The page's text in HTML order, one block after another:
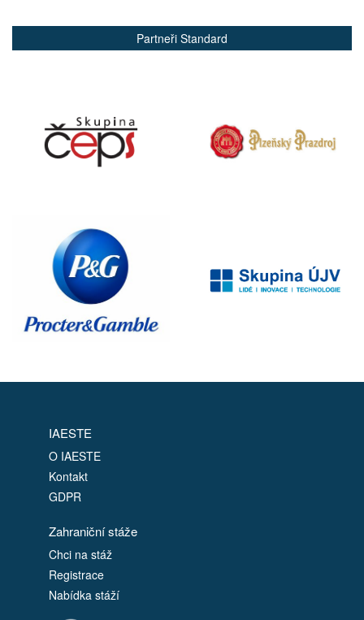
Partneři Standard
IAESTE
O IAESTE
Kontakt
GDPR
Zahraniční stáže
Chci na stáž
Registrace
Nabídka stáží